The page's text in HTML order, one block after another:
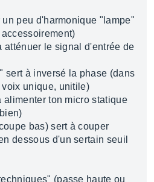
peu d'harmonique "lampe"
atténuer le signal d'entrée de
sert à inversé la phase (dans
unique, unitile)
alimenter ton micro statique
bas) sert à couper
dessous d'un sertain seuil
(passe haute ou